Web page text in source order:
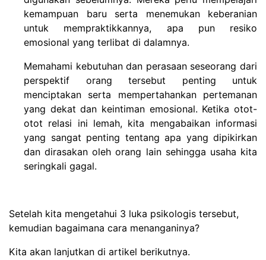
kemampuan baru serta menemukan keberanian
untuk mempraktikkannya, apa pun resiko
emosional yang terlibat di dalamnya.
Memahami kebutuhan dan perasaan seseorang dari
perspektif orang tersebut penting untuk
menciptakan serta mempertahankan pertemanan
yang dekat dan keintiman emosional. Ketika otot-
otot relasi ini lemah, kita mengabaikan informasi
yang sangat penting tentang apa yang dipikirkan
dan dirasakan oleh orang lain sehingga usaha kita
seringkali gagal.
Setelah kita mengetahui 3 luka psikologis tersebut,
kemudian bagaimana cara menanganinya?
Kita akan lanjutkan di artikel berikutnya.